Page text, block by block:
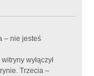
– nie jesteś
wyłączył
Trzecia –